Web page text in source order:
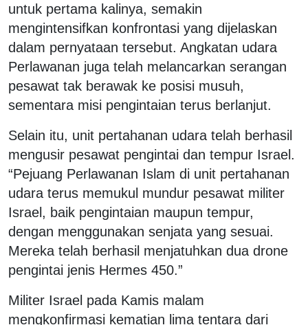
untuk pertama kalinya, semakin
mengintensifkan konfrontasi yang dijelaskan
dalam pernyataan tersebut. Angkatan udara
Perlawanan juga telah melancarkan serangan
pesawat tak berawak ke posisi musuh,
sementara misi pengintaian terus berlanjut.
Selain itu, unit pertahanan udara telah berhasil
mengusir pesawat pengintai dan tempur Israel.
“Pejuang Perlawanan Islam di unit pertahanan
udara terus memukul mundur pesawat militer
Israel, baik pengintaian maupun tempur,
dengan menggunakan senjata yang sesuai.
Mereka telah berhasil menjatuhkan dua drone
pengintai jenis Hermes 450.”
Militer Israel pada Kamis malam
mengkonfirmasi kematian lima tentara dari